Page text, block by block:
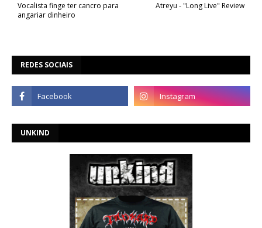
Atreyu - "Long Live" Review
Vocalista finge ter cancro para
angariar dinheiro
REDES SOCIAIS
UNKIND